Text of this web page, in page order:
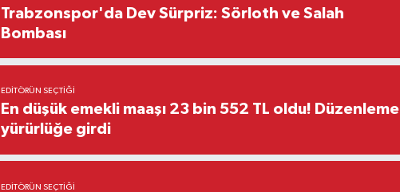
Trabzonspor'da Dev Sürpriz: Sörloth ve Salah
Bombası
EDITÖRÜN SEÇTIĞI
En düşük emekli maaşı 23 bin 552 TL oldu! Düzenleme
yürürlüğe girdi
EDITÖRÜN SEÇTIĞI